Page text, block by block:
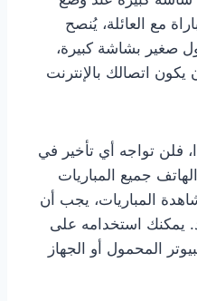
مع العائلة، يُنصح
صغير بشاشة كبيرة،
اتصالك بالإنترنت
فلن تواجه أي تأخير في
جميع المباريات
المباريات، يجب أن
يمكنك استخدامه على
المحمول أو الجهاز